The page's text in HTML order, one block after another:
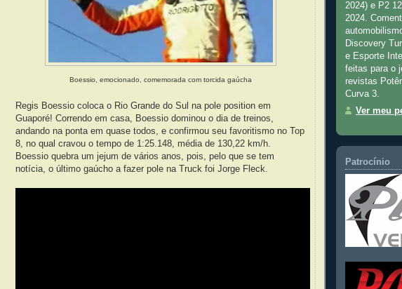
Boessio, emocionado, comemorada com torcida gaúcha
Regis Boessio coloca o Rio Grande do Sul na pole position em
Guaporé! Correndo em casa, Boessio dominou o dia de treinos,
andando na ponta em quase todos, e confirmou seu favoritismo no Top
8, no qual cravou o tempo de 1:25.148, média de 130,22 km/h.
Boessio quebra um jejum de vários anos, pois, pelo que se tem
notícia, o último gaúcho a fazer pole na Truck foi Jorge Fleck.
2024) e P2
2024.
Discovery
e Esporte
feitas para o
revistas
Curva 3.
Ver meu
Patrocínio